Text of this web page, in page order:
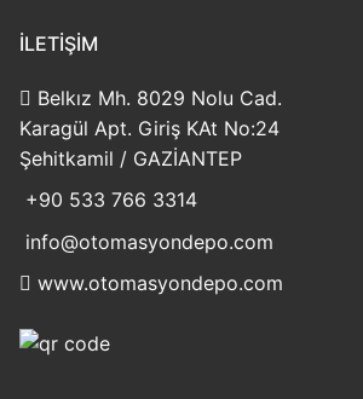
İLETIŞIM
Belkız Mh. 8029 Nolu Cad.
Karagül Apt. Giriş KAt No:24
Şehitkamil / GAZİANTEP
+90 533 766 3314
info@otomasyondepo.com
www.otomasyondepo.com